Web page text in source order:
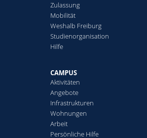
Zulassung
Mobilität
Weshalb Freiburg
Studienorganisation
Hilfe
CAMPUS
Aktivitäten
Angebote
Infrastrukturen
Wohnungen
Arbeit
Persönliche Hilfe